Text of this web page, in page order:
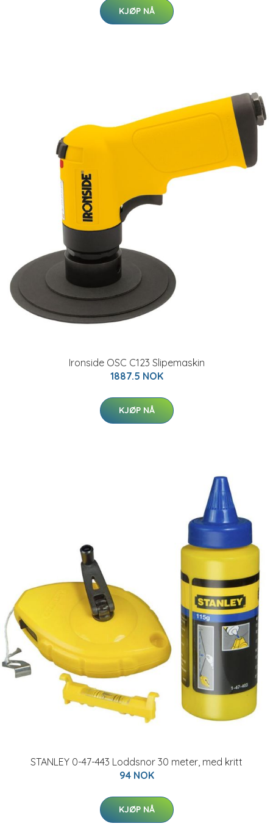
KJØP NÅ
Ironside OSC C123 Slipemaskin
1887.5 NOK
KJØP NÅ
STANLEY 0-47-443 Loddsnor 30 meter, med kritt
94 NOK
KJØP NÅ